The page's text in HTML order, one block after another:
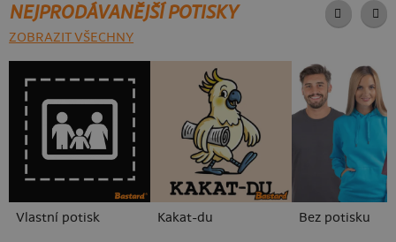
NEJPRODÁVANĚJŠÍ POTISKY
ZOBRAZIT VŠECHNY
Vlastní potisk Kakat-du Bez potisku